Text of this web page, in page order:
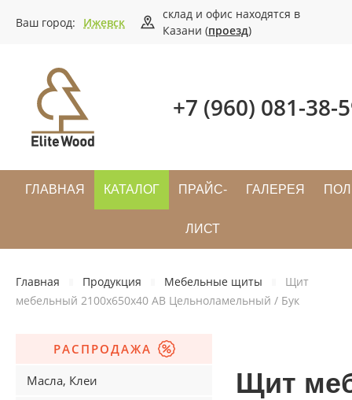
Ваш город: Ижевск
склад и офис находятся в
Казани (проезд)
+7 (960) 081-38-
ГЛАВНАЯ КАТАЛОГ ПРАЙС-
ЛИСТ
ГАЛЕРЕЯ
Главная Продукция Мебельные щиты
Щит
мебельный 2100х650х40 АВ Цельноламельный / Бук
РАСПРОДАЖА
Масла, Клеи
Щит